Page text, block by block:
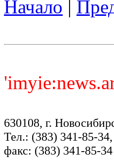
Начало |
630108, г.
Тел.: (383) 341-85-
факс: (383) 341-85-34